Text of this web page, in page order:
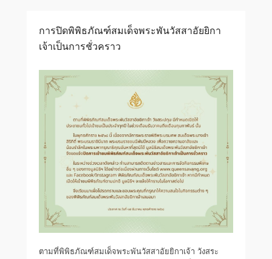
การปิดพิพิธภัณฑ์สมเด็จพระพันวัสสาอัยยิกา
เจ้าเป็นการชั่วคราว
ตามที่พิพิธภัณฑ์สมเด็จพระพันวัสสาอัยยิกาเจ้า วังสระ